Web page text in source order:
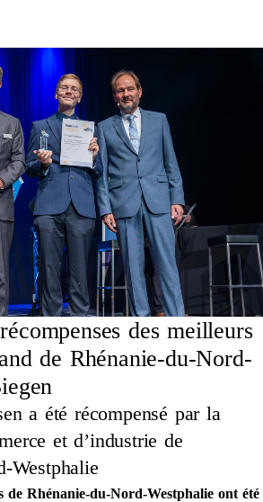
des meilleurs
de Rhénanie-du-Nord-
a été récompensé par la
et d’industrie de
Westphalie
de Rhénanie-du-Nord-Westphalie ont été